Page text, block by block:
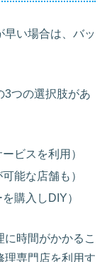
早い場合は、バッ
3つの選択肢があ
ビスを利用）
可能な店舗も）
購入しDIY）
時間がかかるこ
理専門店を利用す